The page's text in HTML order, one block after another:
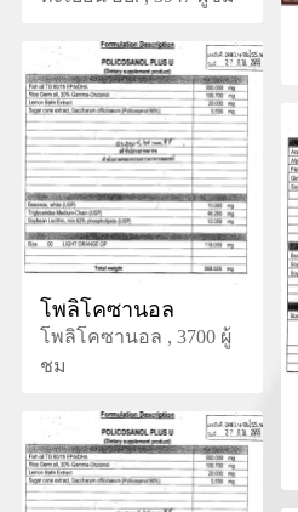
โพลิโคซานอล
โพลิโคซานอล , 3700 ผู้
ชม